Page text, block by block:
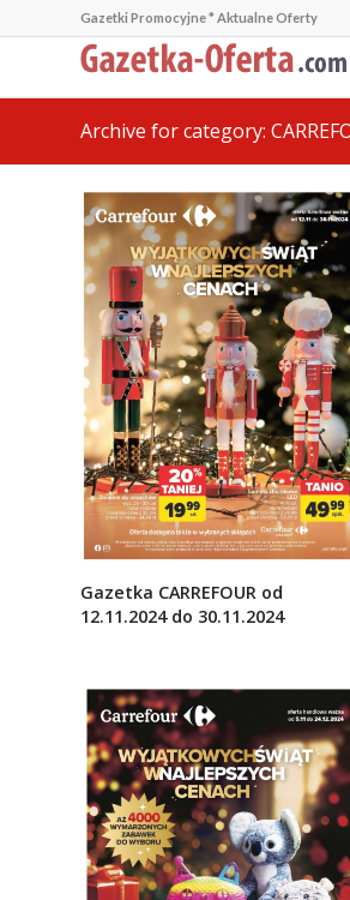
Gazetki Promocyjne * Aktualne Oferty
Archive for category:
Gazetka CARREFOUR od
12.11.2024 do 30.11.2024